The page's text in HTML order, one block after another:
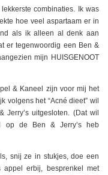
combinaties. Ik was
hoe veel aspartaam er in
als ik alleen al denk aan
er tegenwoordig een Ben &
mijn HUISGENOOT
& Kaneel zijn voor mij het
volgens het “Acné dieet” wil
Jerry’s uitgesloten. (Dat wil
op de Ben & Jerry’s heb
snij ze in stukjes, doe een
erbij, besprenkel met